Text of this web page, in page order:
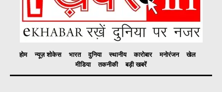
होम न्यूज़ शोकेस भारत दुनिया स्थानीय कारोबार मनोरंजन
खेल
मीडिया
तकनीकी बड़ी खबरें